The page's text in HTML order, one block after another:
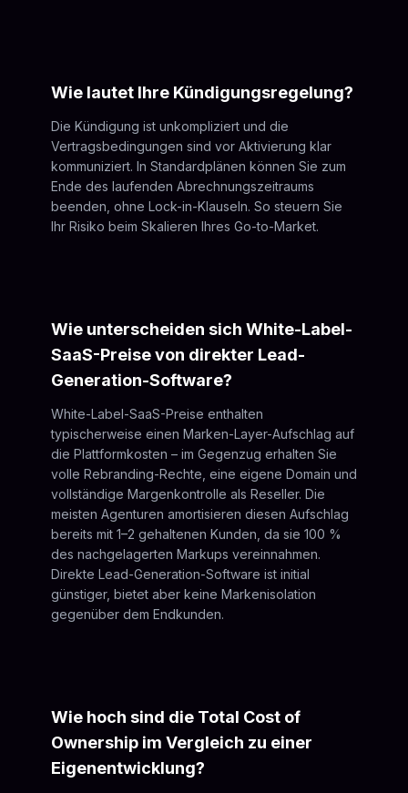
Wie lautet Ihre Kündigungsregelung?
Die Kündigung ist unkompliziert und die
Vertragsbedingungen sind vor Aktivierung klar
kommuniziert. In Standardplänen können Sie zum
Ende des laufenden Abrechnungszeitraums
beenden, ohne Lock-in-Klauseln. So steuern Sie
Ihr Risiko beim Skalieren Ihres Go-to-Market.
Wie unterscheiden sich White-Label-
SaaS-Preise von direkter Lead-
Generation-Software?
White-Label-SaaS-Preise enthalten
typischerweise einen Marken-Layer-Aufschlag auf
die Plattformkosten – im Gegenzug erhalten Sie
volle Rebranding-Rechte, eine eigene Domain und
vollständige Margenkontrolle als Reseller. Die
meisten Agenturen amortisieren diesen Aufschlag
bereits mit 1–2 gehaltenen Kunden, da sie 100 %
des nachgelagerten Markups vereinnahmen.
Direkte Lead-Generation-Software ist initial
günstiger, bietet aber keine Markenisolation
gegenüber dem Endkunden.
Wie hoch sind die Total Cost of
Ownership im Vergleich zu einer
Eigenentwicklung?